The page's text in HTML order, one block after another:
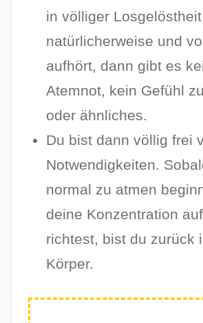
in völliger
natürlicherweise und
aufhört, dann gibt es
Atemnot, kein Gefühl
oder ähnliches.
Du bist dann völlig frei
Notwendigkeiten.
normal zu atmen
deine Konzentration
richtest, bist du zurück
Körper.